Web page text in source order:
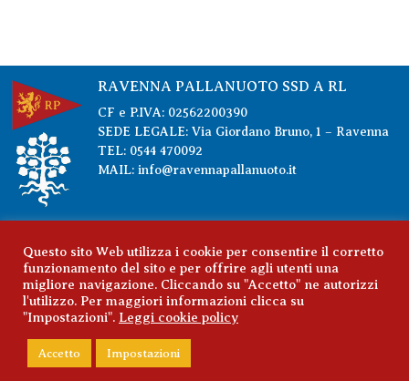
RAVENNA PALLANUOTO SSD A RL
CF e P.IVA: 02562200390
SEDE LEGALE: Via Giordano Bruno, 1 – Ravenna
TEL: 0544 470092
MAIL: info@ravennapallanuoto.it
PRIVACY POLICY
COOKIE POLICY
INFO LEGALI
Questo sito Web utilizza i cookie per consentire il corretto
funzionamento del sito e per offrire agli utenti una
migliore navigazione. Cliccando su "Accetto" ne autorizzi
l'utilizzo. Per maggiori informazioni clicca su
"Impostazioni". Leggi cookie policy
Accetto Impostazioni